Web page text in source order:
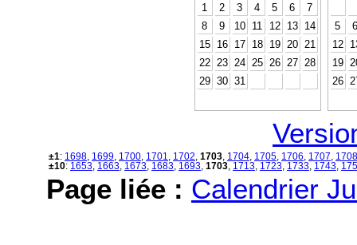
1
2 3 4 5 6
7
8
9 10 11 12 13
14
15
16 17 18 19 20
21
22
23 24 25 26 27
28
29 30 31
5
6
12
19
26
±1: 1698 1699 1700 1701 1702 1703 1704 1705 1706 1707
1708
±10: 1653 1663 1673 1683 1693 1703 1713 1723 1733 1743
Page liée : Calendrier